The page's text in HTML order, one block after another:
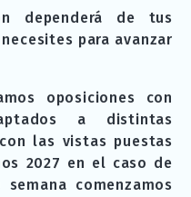
dependerá de tus
para avanzar
oposiciones con
a distintas
las vistas puestas
2027 en el caso de
comenzamos